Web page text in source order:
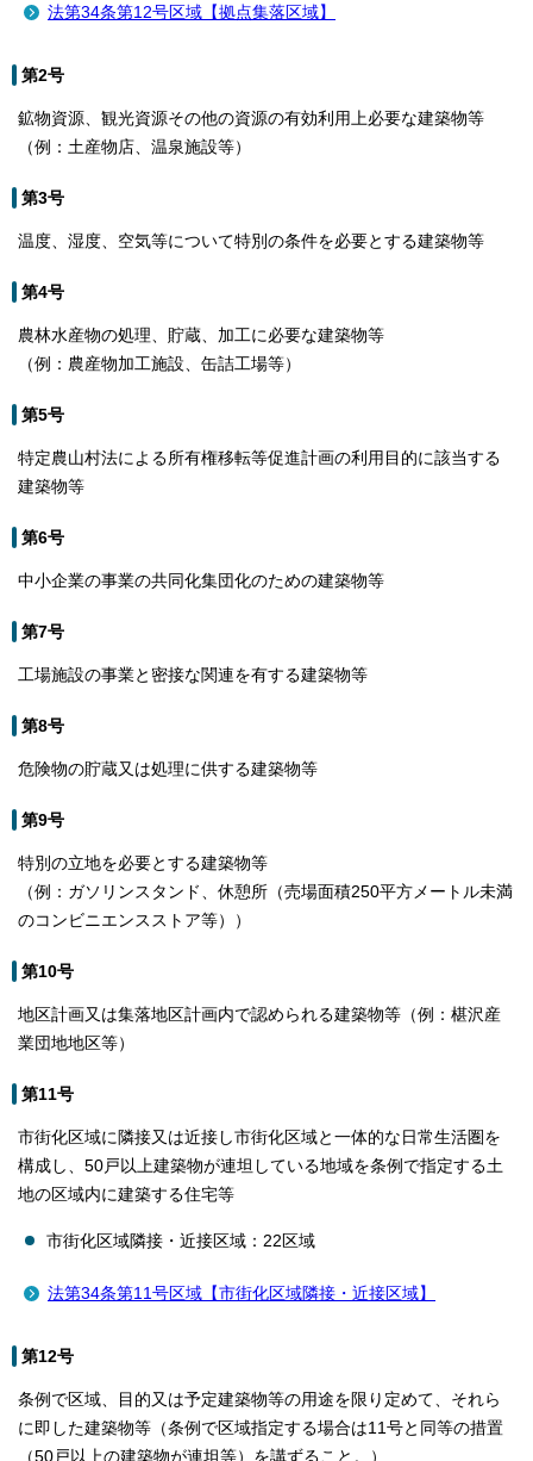
法第34条第12号区域【拠点集落区域】
第2号
鉱物資源、観光資源その他の資源の有効利用上必要な建築物等
（例：土産物店、温泉施設等）
第3号
温度、湿度、空気等について特別の条件を必要とする建築物等
第4号
農林水産物の処理、貯蔵、加工に必要な建築物等
（例：農産物加工施設、缶詰工場等）
第5号
特定農山村法による所有権移転等促進計画の利用目的に該当する
建築物等
第6号
中小企業の事業の共同化集団化のための建築物等
第7号
工場施設の事業と密接な関連を有する建築物等
第8号
危険物の貯蔵又は処理に供する建築物等
第9号
特別の立地を必要とする建築物等
（例：ガソリンスタンド、休憩所（売場面積250平方メートル未満
のコンビニエンスストア等））
第10号
地区計画又は集落地区計画内で認められる建築物等（例：椹沢産
業団地地区等）
第11号
市街化区域に隣接又は近接し市街化区域と一体的な日常生活圏を
構成し、50戸以上建築物が連坦している地域を条例で指定する土
地の区域内に建築する住宅等
市街化区域隣接・近接区域：22区域
法第34条第11号区域【市街化区域隣接・近接区域】
第12号
条例で区域、目的又は予定建築物等の用途を限り定めて、それら
に即した建築物等（条例で区域指定する場合は11号と同等の措置
（50戸以上の建築物が連坦等）を講ずること。）